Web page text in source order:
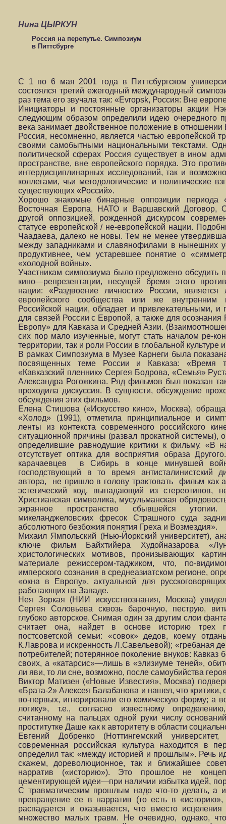
Нина ЦЫРКУН
Россия на перепутье. Симпозиум
в Питтсбурге
С 1 по 6 мая 2001 года в Питтсбургском
состоялся третий ежегодный международный
раз тема его звучала так: «Evropsk, Россия: Вне
Инициаторы и постоянные организаторы акции
следующим образом определили идею очередного
века занимает двойственное положение в
Россия, несомненно, является частью европейской
своими самобытными национальными текстами.
политической сферах Россия существует в ином
пространстве, вне европейского порядка. Это
интердисциплинарных исследований, так и
коллегами, чьи методологические и политические
существующих «Россий».
Хорошо знакомые бинарные оппозиции периода
Восточная Европа, НАТО и Варшавский
другой оппозицией, рожденной дискурсом
статусе европейской / не-европейской нации.
Чаадаева, далеко не новы. Тем не менее
между западниками и славянофилами в нынешних
продуктивнее, чем устаревшее понятие о
«холодной войны».
Участникам симпозиума было предложено обсудить
кино—репрезентации, несущей бремя этого
нации: «Раздвоение личности» России, является
европейского сообщества или же внутренним
Российской нации, обладает и привлекательными,
для связей России с Европой, а также для осознания
Европу» для Кавказа и Средней Азии.
сих пор мало изученные, могут стать началом ре-
территории, так и роли России в глобальной культуре
В рамках Симпозиума в Музее Карнеги была
посвященных теме России и Кавказа: «Время
«Кавказский пленник» Сергея Бодрова, «Семья»
Александра Рогожкина. Ряд фильмов был показан
проходила дискуссия. В сущности, обсуждение
обсуждения этих фильмов.
Елена Стишова («Искусство кино», Москва),
«Холод» (1991), отметила принципиальное и
ленты из контекста современного российского
ситуационной причины (развал прокатной
определившие равнодушие критики к фильму. «В
отсутствует оптика для восприятия образа
карачаевцев в Сибирь в конце минувшей
господствующий в то время антисталинистский
автора, не пришло в голову трактовать фильм как
эстетический код, выпадающий из стереотипов,
Христианская символика, мусульманская
экранное пространство сбывшейся утопии.
микеланджеловских фресок Страшного суда
абсолютного безбожия понятия Греха и Возмездия».
Михаил Ямпольский (Нью-Йоркский университет),
ключе фильм Байхтийера Худойназарова
христологических мотивов, пронизывающих
материале режиссером-таджиком, что, по-
имперского сознания в среднеазиатском регионе,
«окна в Европу», актуальной для
работающих на Западе.
Нея Зоркая (НИИ искусствознания, Москва)
Сергея Соловьева сквозь барочную, пеструю,
глубоко авторское. Снимая один за другим слои
считает она, найдет в основе историю трех
постсоветской семьи: «совок» дедов, коему
К.Лаврова и искренность Л.Савельевой); «гребаная
потребителей; потерянное поколение внуков: Кавказ
своих, а «катарсис»—лишь в «элизиуме теней»,
ли яви, то ли сне, возможно, после самоубийства
Виктор Матизен («Новые Известия», Москва)
«Брата-2» Алексея Балабанова и нашел, что
во-первых, игнорировали его комическую форму; а
логику», т.е., согласно известному
считанному на пальцах одной руки числу
проститутке Даше как к авторитету в области
Евгений Добренко (Ноттингемский
современная российская культура находится в
определил так: «между историей и прошлым». Речь
скажем, дореволюционное, так и ближайшее
нарратив («историю»). Это прошлое не
цементирующей идеи—при наличии избытка идей,
С травматическим прошлым надо что-то делать, а
превращение ее в нарратив (то есть в
распадается и оказывается, что вместо
множество малых травм. Не очевидно, однако,